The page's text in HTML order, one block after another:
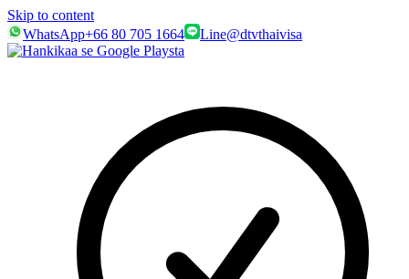
Skip to content
WhatsApp+66 80 705 1664 Line@dtvthaivisa